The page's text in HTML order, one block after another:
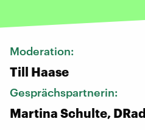
Moderation:
Till Haase
Gesprächspartnerin:
Martina Schulte,